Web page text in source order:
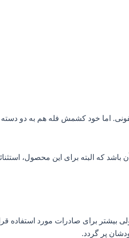
اما خود کشمش فله هم به دو
که البته برای این محصول، استثنائا
برای صادرات مورد استفاده
پر گردد.